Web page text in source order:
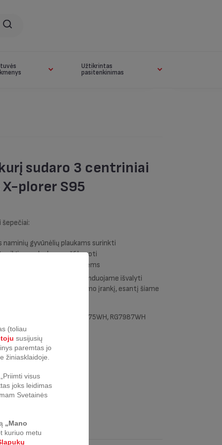
Užtikrintas
pasitenkinimas
sudaro 3 centriniai
plorer S95
gyvūnėlių plaukams surinkti
ilgiems plaukams užfiksuoti
smulkioms dulkių dalelėms
savo našumą, rekomenduojame išvalyti
daleles naudodami valymo įrankį, esantį šiame
dulkių siurbliais: RG7975WH, RG7987WH
(toliau
susijusių
paremtas jo
žiniasklaidoje.
visus
joks leidimas
Svetainės
„Mano
kuriuo metu